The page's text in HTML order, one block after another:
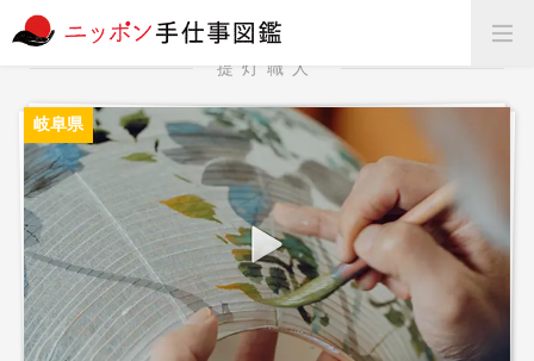
提灯職人
岐阜県